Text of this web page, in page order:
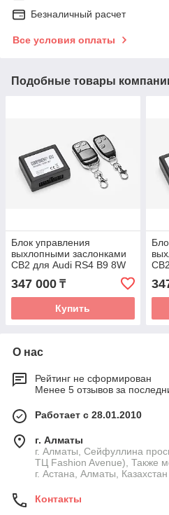
Безналичный расчет
Все условия оплаты
Подобные товары
Блок управления
выхлопными заслонками
CB2 для Audi RS4 B9 8W
Facelift GEN2
347 000 ₸
Купить
О нас
Рейтинг не сформирован
Менее 5 отзывов за
Работает с 28.01.2010
г. Алматы
г. Алматы, Сейфуллина
ТЦ Fashion Avenue), Также
г. Астана, Алматы, Казахстан
Контакты